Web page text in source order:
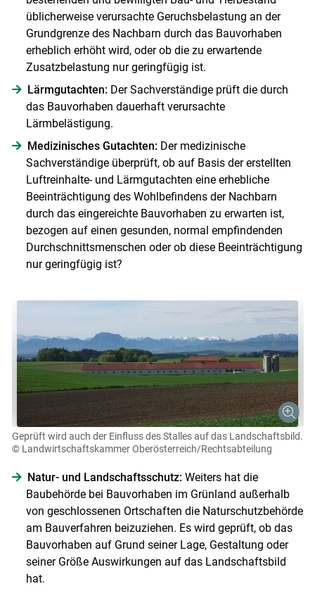
üblicherweise verursachte Geruchsbelastung an der
Grundgrenze des Nachbarn durch das Bauvorhaben
erheblich erhöht wird, oder ob die zu erwartende
Zusatzbelastung nur geringfügig ist.
Lärmgutachten: Der Sachverständige prüft die durch
das Bauvorhaben dauerhaft verursachte
Lärmbelästigung.
Medizinisches Gutachten: Der medizinische
Sachverständige überprüft, ob auf Basis der erstellten
Luftreinhalte- und Lärmgutachten eine erhebliche
Beeinträchtigung des Wohlbefindens der Nachbarn
durch das eingereichte Bauvorhaben zu erwarten ist,
bezogen auf einen gesunden, normal empfindenden
Durchschnittsmenschen oder ob diese Beeinträchtigung
nur geringfügig ist?
Geprüft wird auch der Einfluss des Stalles auf das Landschaftsbild.
© Landwirtschaftskammer Oberösterreich/Rechtsabteilung
Natur- und Landschaftsschutz: Weiters hat die
Baubehörde bei Bauvorhaben im Grünland außerhalb
von geschlossenen Ortschaften die Naturschutzbehörde
am Bauverfahren beizuziehen. Es wird geprüft, ob das
Bauvorhaben auf Grund seiner Lage, Gestaltung oder
seiner Größe Auswirkungen auf das Landschaftsbild
hat.